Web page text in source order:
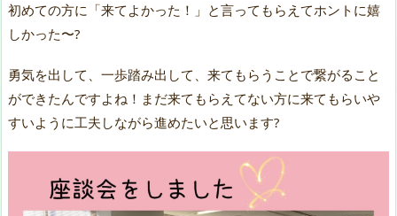
初めての方に「来てよかった！」と言ってもらえてホントに嬉
しかった〜?
勇気を出して、一歩踏み出して、来てもらうことで繋がること
ができたんですよね！まだ来てもらえてない方に来てもらいや
すいように工夫しながら進めたいと思います?